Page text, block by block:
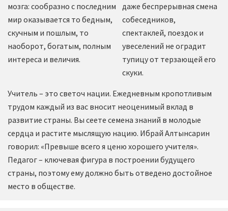
мозга: сообразно с последним
мир оказывается то бедным,
скучным и пошлым, то
наоборот, богатым, полным
интереса и величия.
даже беспрерывная смена
собеседников,
спектаклей, поездок и
увеселений не оградит
тупицу от терзающей его
скуки.
Учитель – это светоч нации. Ежедневным кропотливым
трудом каждый из вас вносит неоценимый вклад в
развитие страны. Вы сеете семена знаний в молодые
сердца и растите мыслящую нацию. Ибрай Алтынсарин
говорил: «Превыше всего я ценю хорошего учителя».
Педагог – ключевая фигура в построении будущего
страны, поэтому ему должно быть отведено достойное
место в обществе.